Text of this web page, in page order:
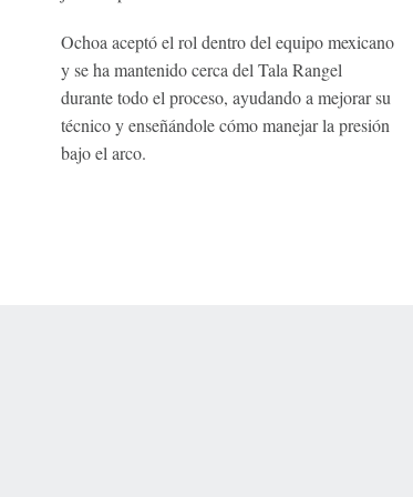
Ochoa aceptó el rol dentro del equipo mexicano
y se ha mantenido cerca del Tala Rangel
durante todo el proceso, ayudando a mejorar su
técnico y enseñándole cómo manejar la presión
bajo el arco.